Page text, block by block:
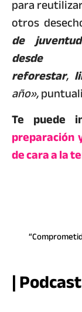
para
otros
de
desde
reforestar,
año»,
Te puede
preparación
de cara a la
| Podcast